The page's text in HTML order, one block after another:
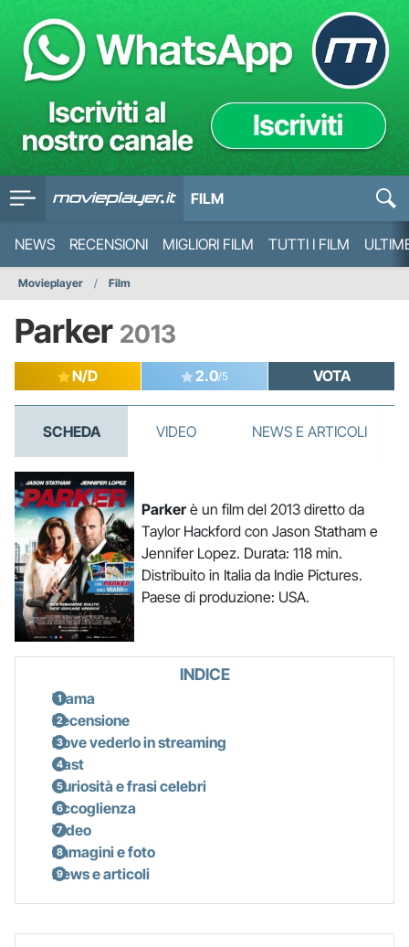
FILM
NEWS RECENSIONI MIGLIORI FILM TUTTI I FILM
Movieplayer Film
Parker 2013
N/D 2.0/5 VOTA
SCHEDA VIDEO NEWS E ARTICOLI
Parkerè un film del 2013 diretto da
Taylor Hackford con Jason Statham e
Jennifer Lopez. Durata: 118 min.
Distribuito in Italia da Indie Pictures.
Paese di produzione: USA.
INDICE
Trama
Recensione
Dove vederlo in streaming
Cast
Curiosità e frasi celebri
Accoglienza
Video
Immagini e foto
News e articoli